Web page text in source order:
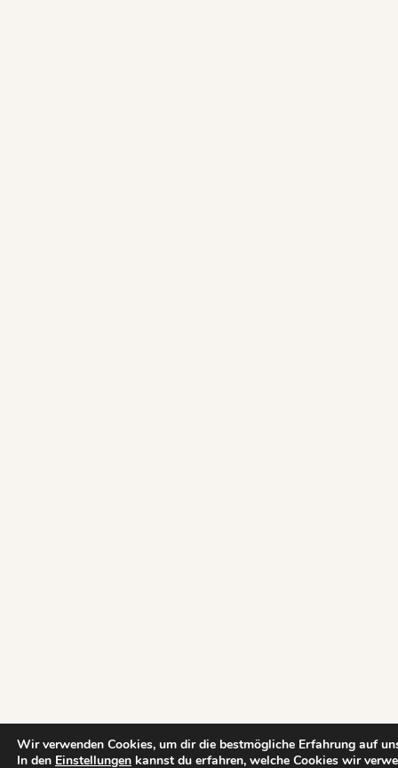
Wir verwenden Cookies, um dir die bestmögliche Erfahrung auf
In den Einstellungen kannst du erfahren, welche Cookies wir